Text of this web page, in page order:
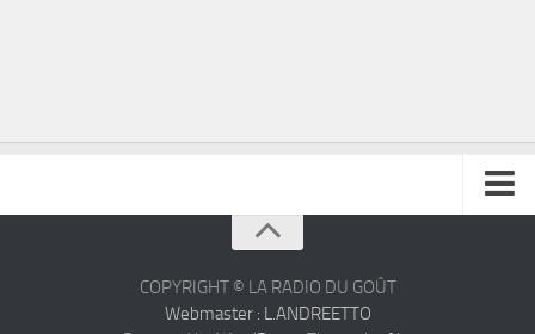
COPYRIGHT © LA RADIO DU GOÛT
Webmaster : L.ANDREETTO